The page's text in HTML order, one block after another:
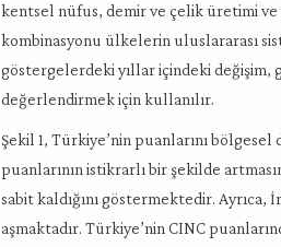
kentsel nüfus, demir ve çelik üretimi
kombinasyonu ülkelerin uluslararası
göstergelerdeki yıllar içindeki değişim,
değerlendirmek için kullanılır.
Şekil 1, Türkiye’nin puanlarını
puanlarının istikrarlı bir şekilde
sabit kaldığını göstermektedir. Ayrıca,
aşmaktadır. Türkiye’nin CINC